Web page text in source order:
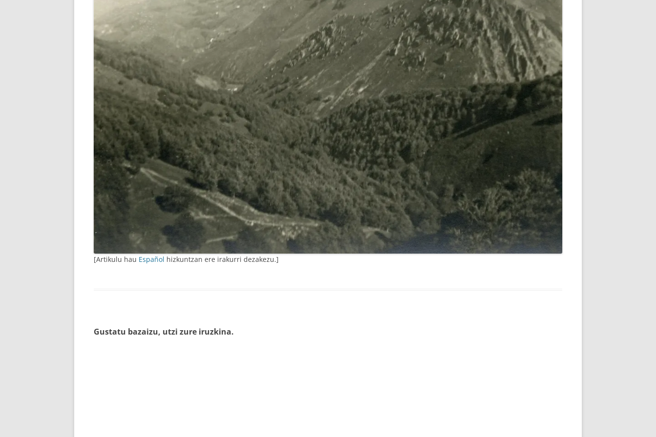
SELVA GRANDE-LARRATZA DE
BELAGUA [LUZEA]
SELVA GRANDE-LARRATZA DE
BELAGUA [MOTZA]
[Artikulu hau Español hizkuntzan ere irakurri dezakezu.]
Gustatu bazaizu, utzi zure iruzkina.